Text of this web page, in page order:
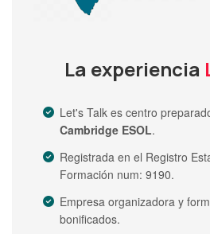
La experiencia
Let's Talk es centro
Cambridge ESOL.
Registrada en el Registro
Formación num: 9190.
Empresa organizadora y
bonificados.